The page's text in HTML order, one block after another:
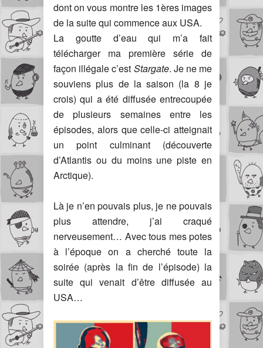
dont on vous montre les 1ères images
de la suite qui commence aux USA.
La goutte d’eau qui m’a fait
télécharger ma première série de
façon illégale c’est Stargate. Je ne me
souviens plus de la saison (la 8 je
crois) qui a été diffusée entrecoupée
de plusieurs semaines entre les
épisodes, alors que celle-ci atteignait
un point culminant (découverte
d’Atlantis ou du moins une piste en
Arctique).
Là je n’en pouvais plus, je ne pouvais
plus attendre, j’ai craqué
nerveusement… Avec tous mes potes
à l’époque on a cherché toute la
soirée (après la fin de l’épisode) la
suite qui venait d’être diffusée au
USA…